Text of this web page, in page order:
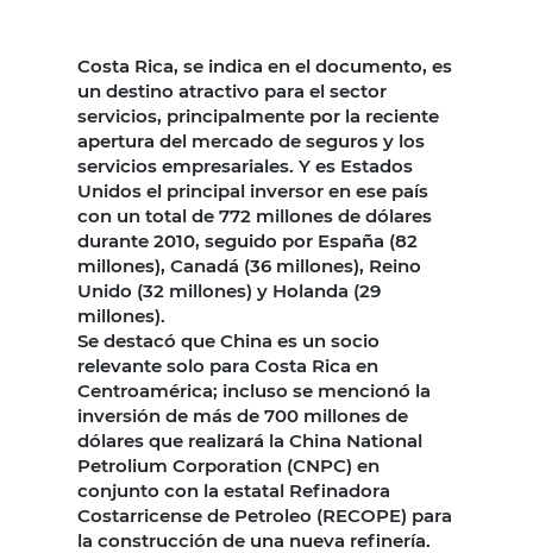
Costa Rica, se indica en el documento, es
un destino atractivo para el sector
servicios, principalmente por la reciente
apertura del mercado de seguros y los
servicios empresariales. Y es Estados
Unidos el principal inversor en ese país
con un total de 772 millones de dólares
durante 2010, seguido por España (82
millones), Canadá (36 millones), Reino
Unido (32 millones) y Holanda (29
millones).
Se destacó que China es un socio
relevante solo para Costa Rica en
Centroamérica; incluso se mencionó la
inversión de más de 700 millones de
dólares que realizará la China National
Petrolium Corporation (CNPC) en
conjunto con la estatal Refinadora
Costarricense de Petroleo (RECOPE) para
la construcción de una nueva refinería.